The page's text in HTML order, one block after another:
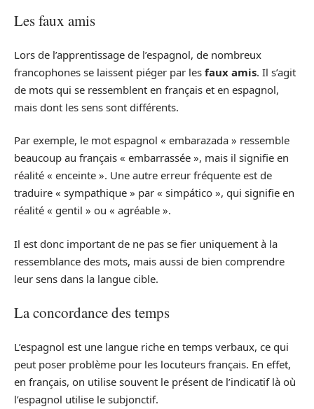
Les faux amis
Lors de l’apprentissage de l’espagnol, de nombreux
francophones se laissent piéger par les faux amis. Il s’agit
de mots qui se ressemblent en français et en espagnol,
mais dont les sens sont différents.
Par exemple, le mot espagnol « embarazada » ressemble
beaucoup au français « embarrassée », mais il signifie en
réalité « enceinte ». Une autre erreur fréquente est de
traduire « sympathique » par « simpático », qui signifie en
réalité « gentil » ou « agréable ».
Il est donc important de ne pas se fier uniquement à la
ressemblance des mots, mais aussi de bien comprendre
leur sens dans la langue cible.
La concordance des temps
L’espagnol est une langue riche en temps verbaux, ce qui
peut poser problème pour les locuteurs français. En effet,
en français, on utilise souvent le présent de l’indicatif là où
l’espagnol utilise le subjonctif.